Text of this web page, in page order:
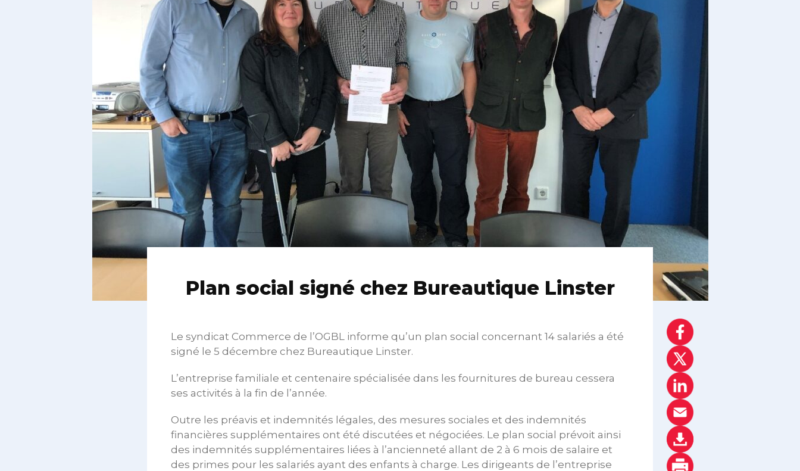
Plan social signé chez Bureautique Linster
Le syndicat Commerce de l’OGBL informe qu’un plan social concernant 14 salariés a été
signé le 5 décembre chez Bureautique Linster.
L’entreprise familiale et centenaire spécialisée dans les fournitures de bureau cessera
ses activités à la fin de l’année.
Outre les préavis et indemnités légales, des mesures sociales et des indemnités
financières supplémentaires ont été discutées et négociées. Le plan social prévoit ainsi
des indemnités supplémentaires liées à l’ancienneté allant de 2 à 6 mois de salaire et
des primes pour les salariés ayant des enfants à charge. Les dirigeants de l’entreprise